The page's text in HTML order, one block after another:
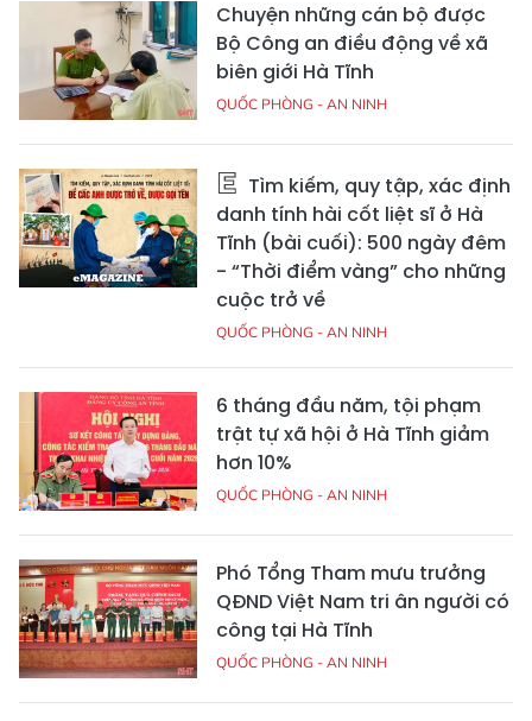
Chuyện những cán bộ được
Bộ Công an điều động về xã
biên giới Hà Tĩnh
QUỐC PHÒNG - AN NINH
Tìm kiếm, quy tập, xác định
danh tính hài cốt liệt sĩ ở Hà
Tĩnh (bài cuối): 500 ngày đêm
- “Thời điểm vàng” cho những
cuộc trở về
QUỐC PHÒNG - AN NINH
6 tháng đầu năm, tội phạm
trật tự xã hội ở Hà Tĩnh giảm
hơn 10%
QUỐC PHÒNG - AN NINH
Phó Tổng Tham mưu trưởng
QĐND Việt Nam tri ân người có
công tại Hà Tĩnh
QUỐC PHÒNG - AN NINH